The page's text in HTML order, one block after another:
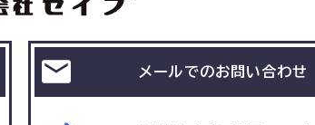
メールでのお問い合わせ